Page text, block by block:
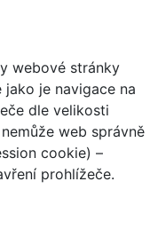
webové stránky
je navigace na
dle velikosti
web správně
cookie) –
prohlížeče.